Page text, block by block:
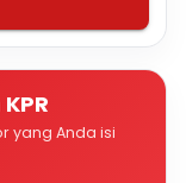
yang Anda isi